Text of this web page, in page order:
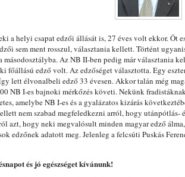
a helyi csapat edzői állását is, 27 éves volt ekkor. Öt
sem ment rosszul, választania kellett. Történt
másodosztályba. Az NB II-ben pedig már választania
főállású edző volt. Az edzőséget választotta. Egy
lett élvonalbeli edző 33 évesen. Akkor talán még
NB I-es bajnoki mérkőzés követi. Nekünk
amelybe NB I-es és a gyalázatos kizárás
nem szabad megfeledkezni arról, hogy
azt, hogy neki megvalósult minden magyar edző
edzőnek adatott meg. Jelenleg a felcsúti Puskás
és jó egészséget kívánunk!